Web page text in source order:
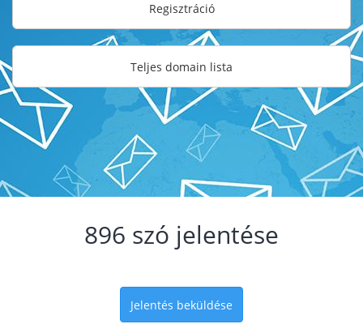
Regisztráció
Teljes domain lista
896 szó jelentése
Jelentés beküldése